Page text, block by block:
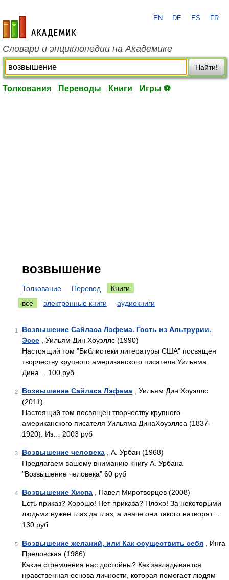
academic.ru
EN DE ES FR
Словари и энциклопедии на Академике
Найти!
Толкования Переводы Книги Игры ⚽
возвышение
Толкование Перевод
Книги
все
электронные книги аудиокниги
1
Возвышение Сайласа Лэфема. Гость из Альтрурии.
Эссе , Уильям Дин Хоуэллс (1990)
Настоящий том "Библиотеки литературы США" посвящен
творчеству крупного американского писателя Уильяма
Дина… 100 руб
2 Возвышение Сайласа Лэфема , Уильям Дин Хоуэллс
(2011)
Настоящий том посвящен творчеству крупного
американского писателя Уильяма ДинаХоуэллса (1837-
1920). Из… 2003 руб
3 Возвышение человека , А. Урбан (1968)
Предлагаем вашему вниманию книгу А. Урбана
"Возвышение человека" 60 руб
4 Возвышение Хиспа , Павел Миротворцев (2008)
Есть приказ? Хорошо! Нет приказа? Плохо! За некоторыми
людьми нужен глаз да глаз, а иначе они такого натворят…
130 руб
5 Возвышение желаний, или Как осуществить себя , Инга
Преловская (1986)
Какие стремления нас достойны? Как закладывается
нравственная основа личности, которая помогает людям